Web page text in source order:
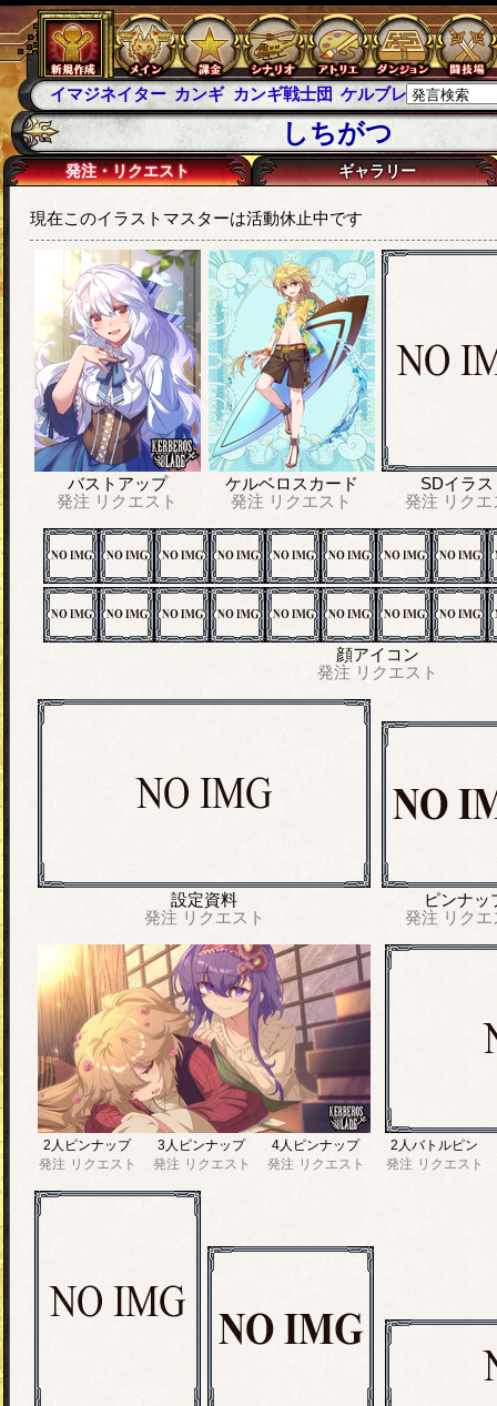
イマジネイター カンギ カンギ戦士団 ケルブレ ケルベロ
しちがつ
発注・リクエスト ギャラリー
現在このイラストマスターは活動休止中です
バストアップ
発注 リクエスト
ケルベロスカード
発注 リクエスト
SDイラス
発注 リク
顔アイコン
発注 リクエスト
設定資料
発注 リクエスト
ピンナッ
発注 リク
2人ピンナップ
発注 リクエスト
3人ピンナップ
発注 リクエスト
4人ピンナップ
発注 リクエスト
2人バトルピン
発注 リクエスト